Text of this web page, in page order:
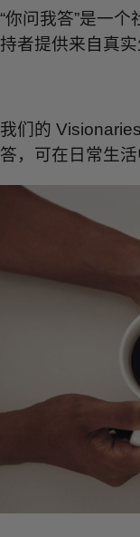
“你问我答”是一
持者提供来自真实
我们的
答，可在日常生活